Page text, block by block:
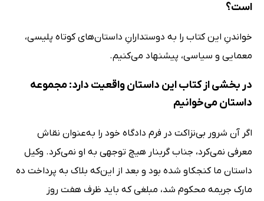
است؟
خواندنِ این کتاب را به دوستدارانِ داستان‌های کوتاه پلیسی،
معمایی و سیاسی، پیشنهاد می‌کنیم.
در بخشی از کتاب این داستان واقعیت دارد: مجموعه
داستان می‌خوانیم
اگر آن شرور بی‌نزاکت در فرم دادگاه خود را به‌عنوان نقاش
معرفی نمی‌کرد، جناب گربنار هیچ توجهی به او نمی‌کرد. وکیل
داستان ما کنجکاو شده بود و بعد از این‌که بلاک به پرداخت ده
مارک جریمه محکوم شد، مبلغی که باید ظرف هفت روز